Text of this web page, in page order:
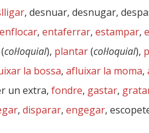
, desnuar, desnugar,
enflocar, entaferrar, estampar,
(col·loquial), plantar(col·loquial),
la bossa, afluixar la moma,
un extra, fondre, gastar,
, disparar, engegar,